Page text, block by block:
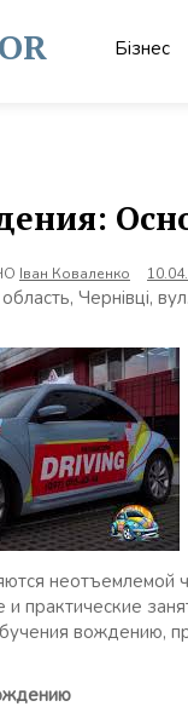
Бізнес
Іван Коваленко
Чернівці,
неотъемлемой
практические
вождению,